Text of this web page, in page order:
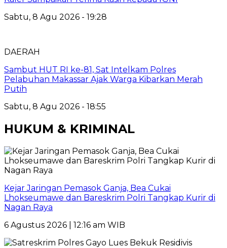
Sabtu, 8 Agu 2026 - 19:28
DAERAH
Sambut HUT RI ke-81, Sat Intelkam Polres
Pelabuhan Makassar Ajak Warga Kibarkan Merah
Putih
Sabtu, 8 Agu 2026 - 18:55
HUKUM & KRIMINAL
Kejar Jaringan Pemasok Ganja, Bea Cukai
Lhokseumawe dan Bareskrim Polri Tangkap Kurir di
Nagan Raya
6 Agustus 2026 | 12:16 am WIB